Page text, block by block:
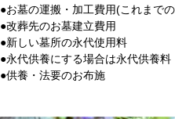
●お墓の運搬・加工費用(これまで
●改葬先のお墓建立費用
●新しい墓所の永代使用料
●永代供養にする場合は永代供養料
●供養・法要のお布施